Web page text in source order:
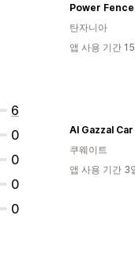
6
0
0
0
0
Power Fence
탄자니아
앱 사용 기간
쿠웨이트
앱 사용 기간 3